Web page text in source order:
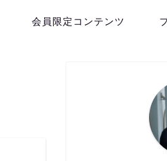
会員限定コンテンツ